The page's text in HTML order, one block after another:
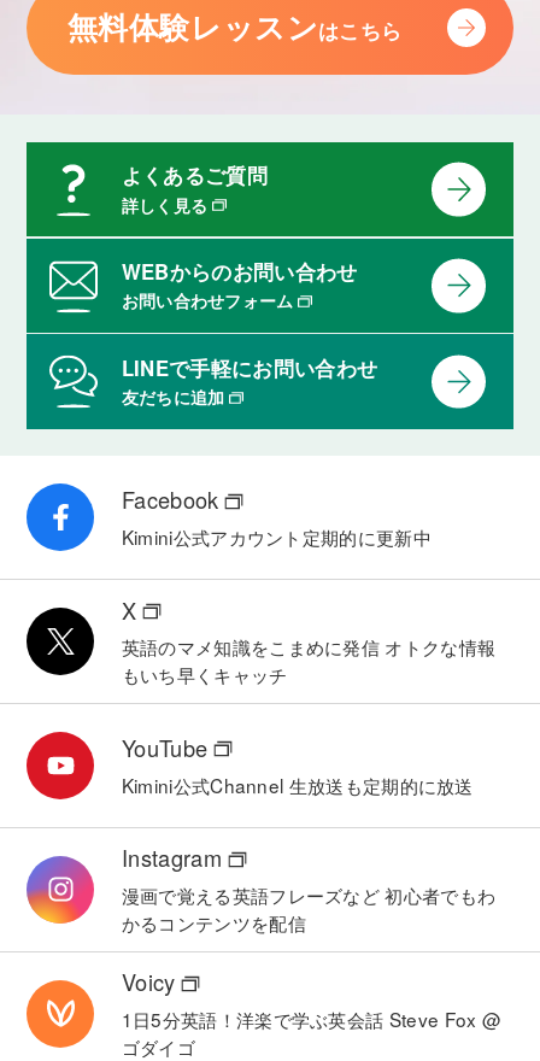
無料体験レッスンはこちら
よくあるご質問
詳しく見る
WEBからのお問い合わせ
お問い合わせフォーム
LINEで手軽にお問い合わせ
友だちに追加
Facebook
Kimini公式アカウント 定期的に更新中
X
英語のマメ知識をこまめに発信 オトクな情報
もいち早くキャッチ
YouTube
Kimini公式Channel 生放送も定期的に放送
Instagram
漫画で覚える英語フレーズなど初心者でもわ
かるコンテンツを配信
Voicy
1日5分英語！洋楽で学ぶ英会話 Steve Fox @
ゴダイゴ